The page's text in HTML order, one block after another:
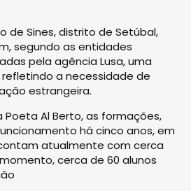
de Sines, distrito de Setúbal,
segundo as entidades
pela agência Lusa, uma
a necessidade de
estrangeira.
Poeta Al Berto, as formações,
há cinco anos, em
atualmente com cerca
cerca de 60 alunos